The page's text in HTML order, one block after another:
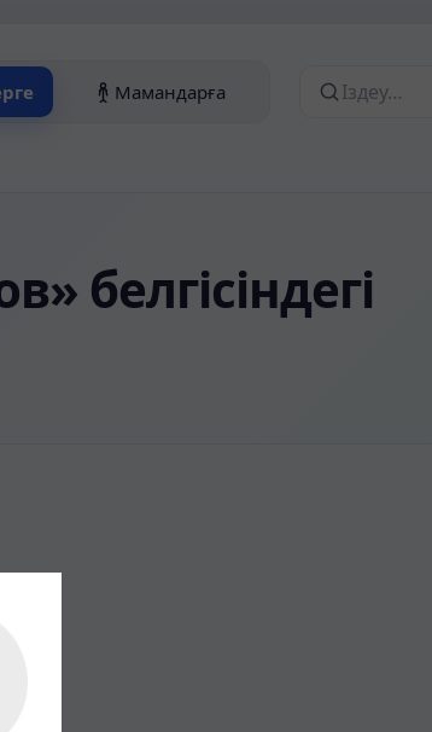
Мамандарға Сайттан іздеу
белгісіндегі